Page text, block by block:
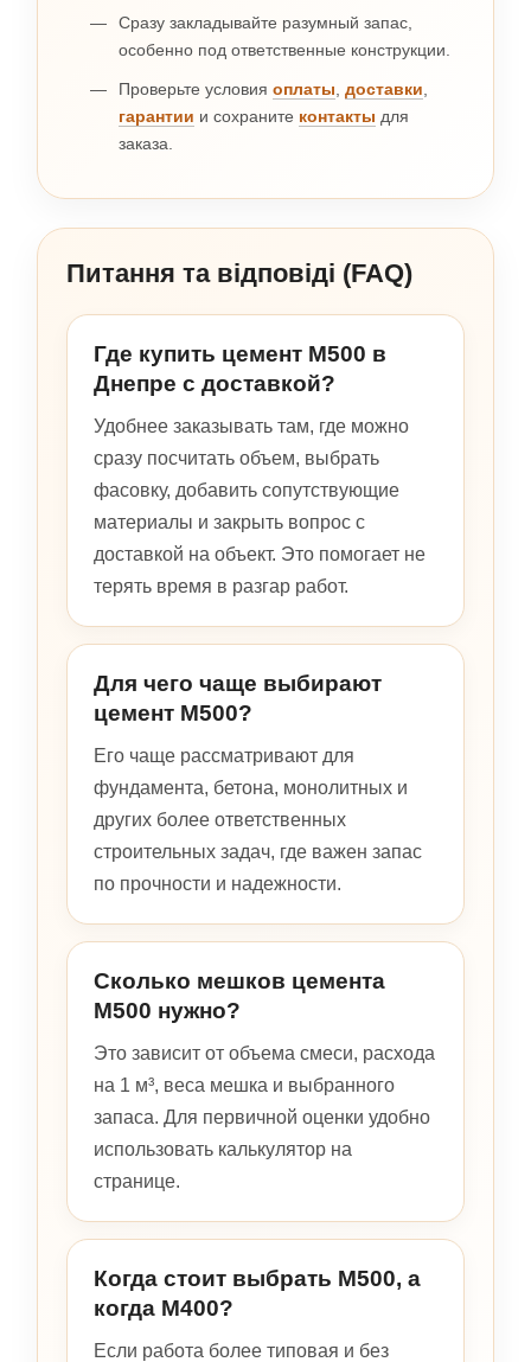
Сразу закладывайте разумный запас,
особенно под ответственные конструкции.
Проверьте условия оплаты доставки
гарантии и сохраните контакты для
заказа.
Питання та відповіді (FAQ)
Где купить цемент М500 в
Днепре с доставкой?
Удобнее заказывать там, где можно
сразу посчитать объем, выбрать
фасовку, добавить сопутствующие
материалы и закрыть вопрос с
доставкой на объект. Это помогает не
терять время в разгар работ.
Для чего чаще выбирают
цемент М500?
Его чаще рассматривают для
фундамента, бетона, монолитных и
других более ответственных
строительных задач, где важен запас
по прочности и надежности.
Сколько мешков цемента
М500 нужно?
Это зависит от объема смеси, расхода
на 1 м³, веса мешка и выбранного
запаса. Для первичной оценки удобно
использовать калькулятор на
странице.
Когда стоит выбрать М500, а
когда М400?
Если работа более типовая и без